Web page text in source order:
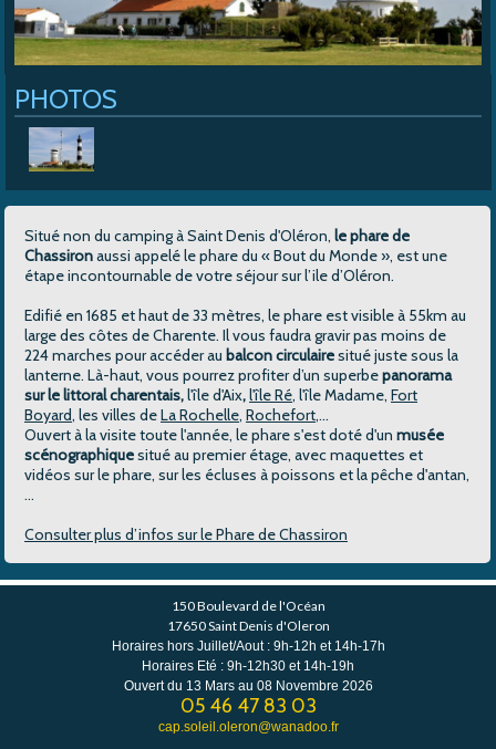
PHOTOS
Situé non du camping à Saint Denis d'Oléron,le phare de
Chassironaussi appelé le phare du « Bout du Monde », est une
étape incontournable de votre séjour sur l’ile d’Oléron.
Edifié en 1685 et haut de 33 mètres, le phare est visible à 55km au
large des côtes de Charente. Il vous faudra gravir pas moins de
224 marches pour accéder au balcon circulairesitué juste sous la
lanterne. Là-haut, vous pourrez profiter d’un superbepanorama
sur le littoral charentais,l'île d'Aix,l'île Ré, l'île Madame,Fort
Boyard, les villes deLa Rochelle,Rochefort,...
Ouvert à la visite toute l'année, le phare s'est doté d'unmusée
scénographiquesitué au premier étage, avec maquettes et
vidéos sur le phare, sur les écluses à poissons et la pêche d'antan,
...
Consulter plus d’infos sur le Phare de Chassiron
150 Boulevard de l'Océan
17650 Saint Denis d'Oleron
Horaires hors Juillet/Aout : 9h-12h et 14h-17h
Horaires Eté : 9h-12h30 et 14h-19h
Ouvert du 13 Mars au 08 Novembre 2026
05 46 47 83 03
cap.soleil.oleron@wanadoo.fr